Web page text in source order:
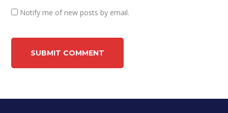
Notify me of new posts by email.